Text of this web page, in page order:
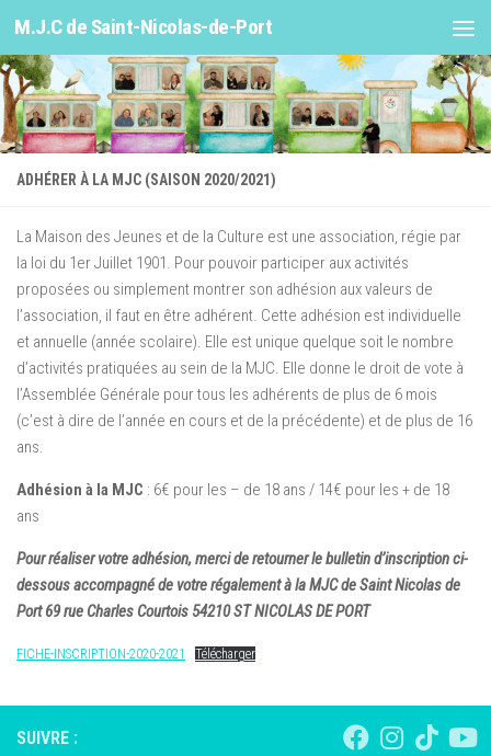
Skip to content
M.J.C de Saint-Nicolas-de-Port
ADHÉRER À LA MJC (SAISON 2020/2021)
La Maison des Jeunes et de la Culture est une association, régie par
la loi du 1er Juillet 1901. Pour pouvoir participer aux activités
proposées ou simplement montrer son adhésion aux valeurs de
l’association, il faut en être adhérent. Cette adhésion est individuelle
et annuelle (année scolaire). Elle est unique quelque soit le nombre
d’activités pratiquées au sein de la MJC. Elle donne le droit de vote à
l’Assemblée Générale pour tous les adhérents de plus de 6 mois
(c’est à dire de l’année en cours et de la précédente) et de plus de 16
ans.
Adhésion à la MJC : 6€ pour les – de 18 ans / 14€ pour les + de 18
ans
Pour réaliser votre adhésion, merci de retourner le bulletin d’inscription ci-
dessous accompagné de votre régalement à la MJC de Saint Nicolas de
Port 69 rue Charles Courtois 54210 ST NICOLAS DE PORT
FICHE-INSCRIPTION-2020-2021 Télécharger
SUIVRE :